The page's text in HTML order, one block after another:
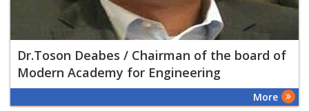
Dr.Toson Deabes / Chairman of the board of
Modern Academy for Engineering
More